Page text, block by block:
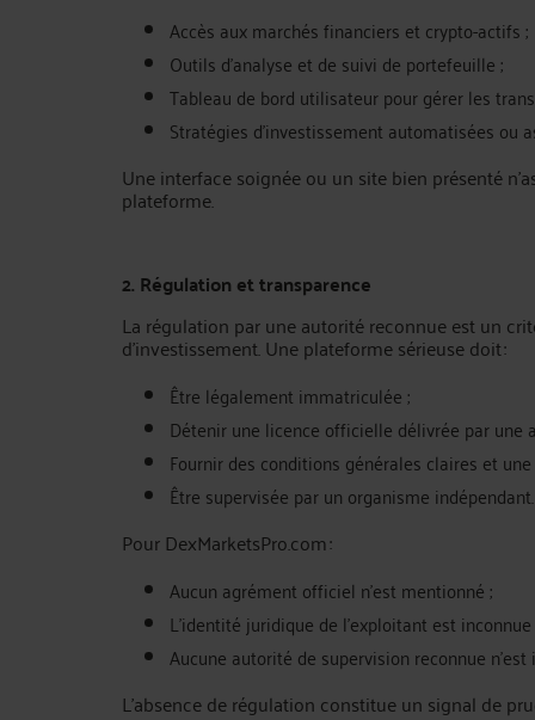
Accès aux marchés financiers et crypto-actifs ;
Outils d’analyse et de suivi de portefeuille ;
Tableau de bord utilisateur pour gérer les
Stratégies d’investissement automatisées ou
Une interface soignée ou un site bien présenté
plateforme.
2. Régulation et transparence
La régulation par une autorité reconnue est un
d’investissement. Une plateforme sérieuse doit :
Être légalement immatriculée ;
Détenir une licence officielle délivrée par une
Fournir des conditions générales claires et
Être supervisée par un organisme indépendant.
Pour DexMarketsPro.com :
Aucun agrément officiel n’est mentionné ;
L’identité juridique de l’exploitant est inconnue
Aucune autorité de supervision reconnue
L’absence de régulation constitue un signal de